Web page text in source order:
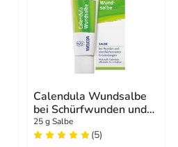
Calendula Wundsalbe
bei Schürfwunden und
Hautverletzungen
25 g Salbe
(5)